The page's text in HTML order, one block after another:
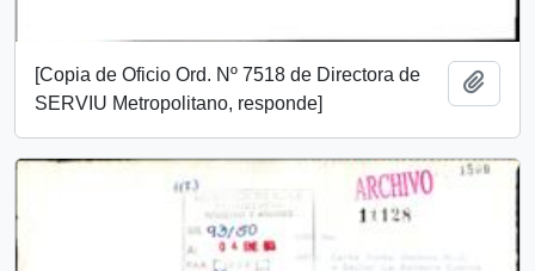
[Copia de Oficio Ord. Nº 7518 de Directora de
SERVIU Metropolitano, responde]